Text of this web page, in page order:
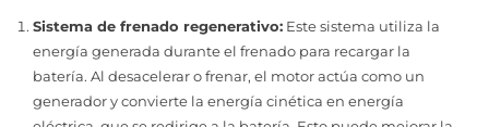
Sistema de frenado regenerativo: Este sistema utiliza la
energía generada durante el frenado para recargar la
batería. Al desacelerar o frenar, el motor actúa como un
generador y convierte la energía cinética en energía